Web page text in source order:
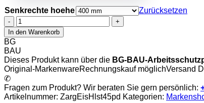
Senkrechte hoehe
Zurücksetzen
Zarges
-
einseitiger
Handlauf
starr
für
Treppenpodest
Menge
In den Warenkorb
BG
BAU
Dieses Produkt kann über die BG-BAU-
Original-MarkenwareRechnungskauf möglichVersand
✆
Fragen zum Produkt? Wir beraten Sie gern persönlich:
Artikelnummer: ZargEisHlst45pd Kategorien: